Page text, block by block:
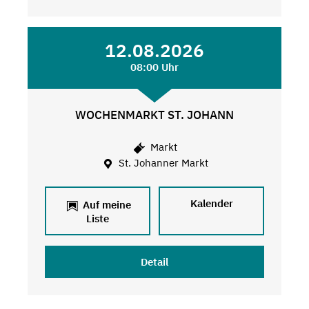
12.08.2026
08:00 Uhr
WOCHENMARKT ST. JOHANN
Markt
St. Johanner Markt
Auf meine
Liste
Kalender
Detail